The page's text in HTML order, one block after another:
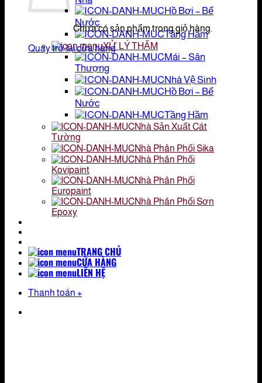
Hồ Bơi – Bể
Nước
Tầng Hầm
XỬ LÝ THẤM
Mái – Sân
Thượng
Nhà Vệ Sinh
Hồ Bơi – Bể
Nước
Tầng Hầm
Nhà Sản Xuất Cát
Tường
Nhà Phân Phối Sika
Nhà Phân Phối
Kovipaint
Nhà Phân Phối
Europaint
Nhà Phân Phối Sơn
Epoxy
TRANG CHỦ
CỬA HÀNG
LIÊN HỆ
Thanh toán +
Chưa có sản phẩm trong giỏ hàng.
Quay trở lại cửa hàng